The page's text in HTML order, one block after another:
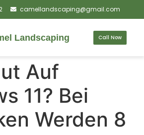
camellandscaping@gmail.com
Landscaping Call Now
Auf
11? Bei
Werden 8